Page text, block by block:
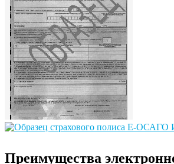
Преимущества